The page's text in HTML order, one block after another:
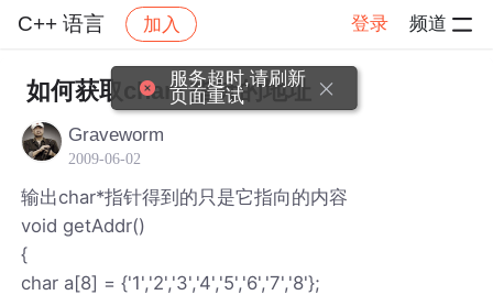
C++ 语言 加入 登录 频道
社区 C++ 语言 帖子详情
如何获取char* 指针的地址
Graveworm
2009-06-02
输出char*指针得到的只是它指向的内容
void getAddr()
{
char a[8] = {'1','2','3','4','5','6','7','8'};
服务超时,请刷新
页面重试